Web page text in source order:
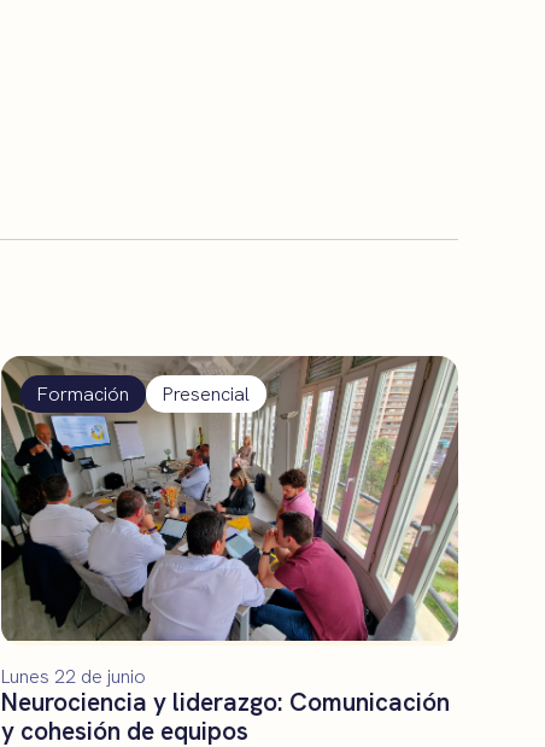
Formación Presencial
Neurociencia y liderazgo: Comunicación
y cohesión de equipos
Lunes 22 de junio